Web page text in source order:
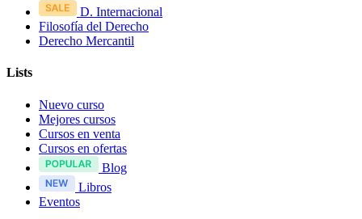
D. Internacional
Filosofía del Derecho
Derecho Mercantil
Lists
Nuevo curso
Mejores cursos
Cursos en venta
Cursos en ofertas
Blog
Libros
Eventos